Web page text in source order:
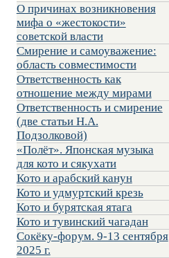
О причинах возникновения
мифа о «жестокости»
советской власти
Смирение и самоуважение:
область совместимости
Ответственность как
отношение между мирами
Ответственность и смирение
(две статьи Н.А.
Подзолковой)
«Полёт». Японская музыка
для кото и сякухати
Кото и арабский канун
Кото и удмуртский крезь
Кото и бурятская ятага
Кото и тувинский чагадан
Сокёку-форум. 9-13 сентября
2025 г.